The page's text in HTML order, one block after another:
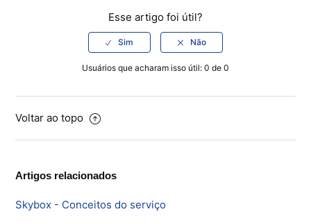
Esse artigo foi útil?
Usuários que acharam isso útil: 0 de 0
Voltar ao topo
Artigos relacionados
Skybox - Conceitos do serviço